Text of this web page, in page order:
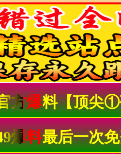
爆料【顶尖
料最后一次